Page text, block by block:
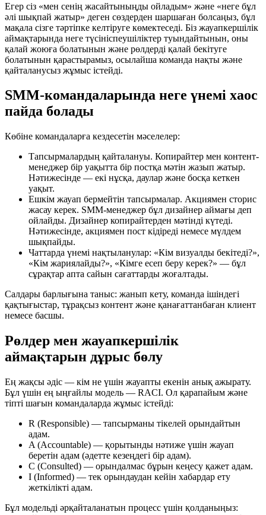
Егер сіз «мен сенің жасайтыныңды ойладым» және «неге бұл
әлі шықпай жатыр» деген сөздерден шаршаған болсаңыз, бұл
мақала сізге тәртіпке келтіруге көмектеседі. Біз жауапкершілік
аймақтарында неге түсініспеушіліктер туындайтынын, оны
қалай жоюға болатынын және рөлдерді қалай бекітуге
болатынын қарастырамыз, осылайша команда нақты және
қайталанусыз жұмыс істейді.
SMM-командаларында неге үнемі хаос
пайда болады
Көбіне командаларға кездесетін мәселелер:
Тапсырмалардың қайталануы. Копирайтер мен контент-
менеджер бір уақытта бір постқа мәтін жазып жатыр.
Нәтижесінде — екі нұсқа, даулар және босқа кеткен
уақыт.
Ешкім жауап бермейтін тапсырмалар. Акциямен сторис
жасау керек. SMM-менеджер бұл дизайнер аймағы деп
ойлайды. Дизайнер копирайтерден мәтінді күтеді.
Нәтижесінде, акциямен пост кідіреді немесе мүлдем
шықпайды.
Чаттарда үнемі нақтыланулар: «Кім визуалды бекітеді?»,
«Кім жариялайды?», «Кімге есеп беру керек?» — бұл
сұрақтар апта сайын сағаттарды жоғалтады.
Салдары барлығына таныс: жанып кету, команда ішіндегі
қақтығыстар, тұрақсыз контент және қанағаттанбаған клиент
немесе басшы.
Рөлдер мен жауапкершілік
аймақтарын дұрыс бөлу
Ең жақсы әдіс — кім не үшін жауапты екенін анық ажырату.
Бұл үшін ең ыңғайлы модель — RACI. Ол қарапайым және
тіпті шағын командаларда жұмыс істейді:
R (Responsible) — тапсырманы тікелей орындайтын
адам.
A (Accountable) — қорытынды нәтиже үшін жауап
беретін адам (әдетте кезеңдегі бір адам).
C (Consulted) — орындалмас бұрын кеңесу қажет адам.
I (Informed) — тек орындаудан кейін хабардар ету
жеткілікті адам.
Бұл модельді әрқайталанатын процесс үшін қолданыңыз: